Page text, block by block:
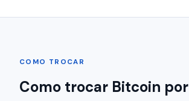
COMO TROCAR
Como trocar Bitcoin por